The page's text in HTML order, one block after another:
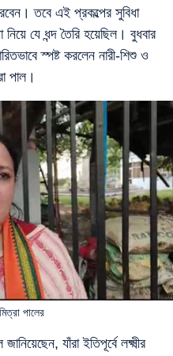
তবে এই প্রকল্পের সুবিধা
যে ধন্দ তৈরি হয়েছিল। বুধবার
স্পষ্ট করলেন নারী-শিশু ও
পাল।
পালের
যাঁরা ইতিপূর্বে লক্ষ্মীর